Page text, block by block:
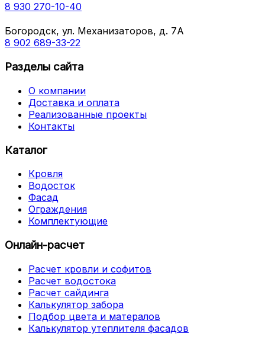
8 930 270-10-40
Богородск, ул. Механизаторов, д. 7А
8 902 689-33-22
Разделы сайта
О компании
Доставка и оплата
Реализованные проекты
Контакты
Каталог
Кровля
Водосток
Фасад
Ограждения
Комплектующие
Онлайн-расчет
Расчет кровли и софитов
Расчет водостока
Расчет сайдинга
Калькулятор забора
Подбор цвета и матералов
Калькулятор утеплителя фасадов